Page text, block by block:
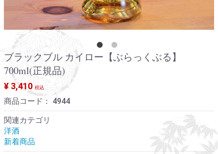
ブラックブル カイロー【ぶらっくぶる】
700ml(正規品)
¥ 3,410 税込
商品コード： 4944
関連カテゴリ
洋酒
新着商品